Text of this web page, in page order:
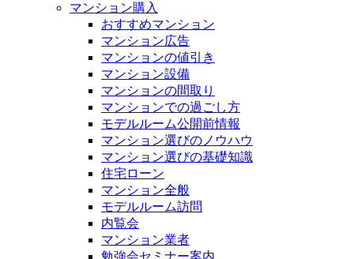
マンション購入
おすすめマンション
マンション広告
マンションの値引き
マンション設備
マンションの間取り
マンションでの過ごし方
モデルルーム公開前情報
マンション選びのノウハウ
マンション選びの基礎知識
住宅ローン
マンション全般
モデルルーム訪問
内覧会
マンション業者
勉強会セミナー案内